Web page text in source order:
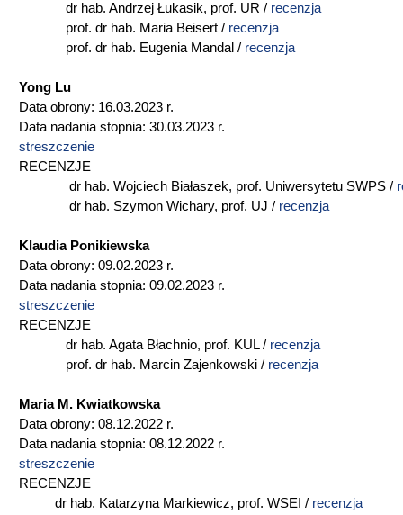
dr hab. Andrzej Łukasik, prof. UR / recenzja
prof. dr hab. Maria Beisert / recenzja
prof. dr hab. Eugenia Mandal / recenzja
Yong Lu
Data obrony: 16.03.2023 r.
Data nadania stopnia: 30.03.2023 r.
streszczenie
RECENZJE
dr hab. Wojciech Białaszek, prof. Uniwersytetu SWPS /
dr hab. Szymon Wichary, prof. UJ / recenzja
Klaudia Ponikiewska
Data obrony: 09.02.2023 r.
Data nadania stopnia: 09.02.2023 r.
streszczenie
RECENZJE
dr hab. Agata Błachnio, prof. KUL / recenzja
prof. dr hab. Marcin Zajenkowski / recenzja
Maria M. Kwiatkowska
Data obrony: 08.12.2022 r.
Data nadania stopnia: 08.12.2022 r.
streszczenie
RECENZJE
dr hab. Katarzyna Markiewicz, prof. WSEI / recenzja